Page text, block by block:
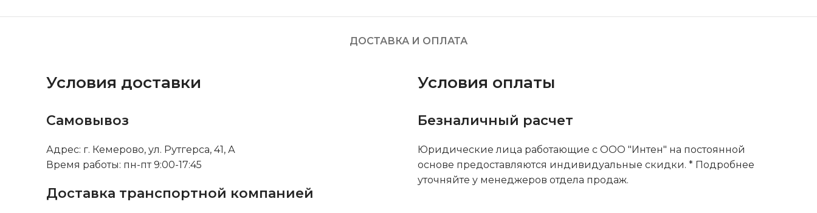
ДОСТАВКА И ОПЛАТА
Условия доставки
Самовывоз
Адрес: г. Кемерово, ул. Рутгерса, 41, А
Время работы: пн-пт 9:00-17:45
Доставка транспортной компанией
Условия оплаты
Безналичный расчет
Юридические лица работающие с ООО "Интен" на постоянной
основе предоставляются индивидуальные скидки. * Подробнее
уточняйте у менеджеров отдела продаж.